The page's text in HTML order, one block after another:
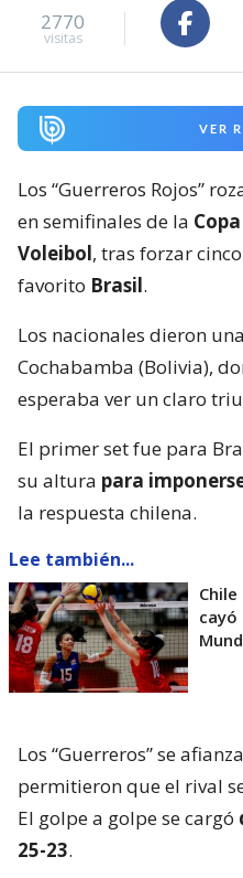
2770
visitas
VER
Los “Guerreros Rojos”
en semifinales de la
Voleibol, tras forzar
favorito Brasil.
Los nacionales dieron
Cochabamba (Bolivia),
esperaba ver un claro
El primer set fue para
su altura para
la respuesta chilena.
Lee también...
cayó
Los “Guerreros” se
permitieron que el rival
El golpe a golpe se cargó
25-23.